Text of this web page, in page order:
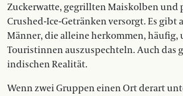
Zuckerwatte, gegrillten Maiskolben und
Crushed-Ice-Getränken versorgt. Es gibt
Männer, die alleine herkommen, häufig,
Touristinnen auszuspechteln. Auch das
indischen Realität.
Wenn zwei Gruppen einen Ort derart